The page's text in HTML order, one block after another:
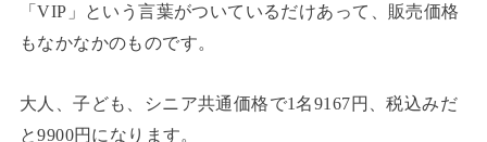
「VIP」という言葉がついているだけあって、販売価格
もなかなかのものです。
大人、子ども、シニア共通価格で1名9167円、税込みだ
と9900円になります。